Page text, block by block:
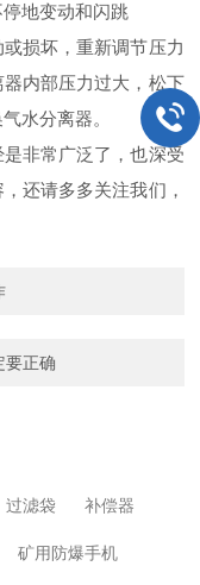
地变动和闪跳
损坏，重新调节压力
内部压力过大，松下
水分离器。
非常广泛了，也深受
还请多多关注我们，
要正确
过滤袋 补偿器
矿用防爆手机